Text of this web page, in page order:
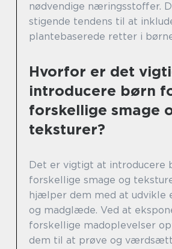
nødvendige næringsstoffer.
stigende tendens til at
plantebaserede retter i
Hvorfor er det
introducere børn
forskellige smage
teksturer?
Det er vigtigt at introducere
forskellige smage og
hjælper dem med at udvikle
og madglæde. Ved at
forskellige madoplevelser
dem til at prøve og